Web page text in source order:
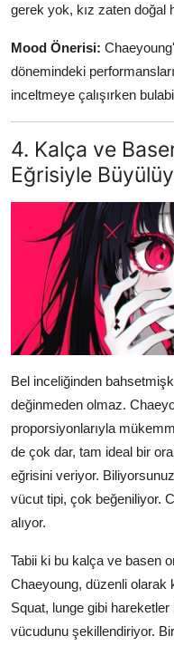
gerek yok, kız zaten doğal
Mood Önerisi:
dönemindeki
inceltmeye çalışırken
4. Kalça ve
Eğrisiyle
Bel inceliğinden
değinmeden olmaz.
proporsiyonlarıyla
de çok dar, tam ideal bir
eğrisini veriyor.
vücut tipi, çok beğeniliyor.
alıyor.
Tabii ki bu kalça ve basen
Chaeyoung, düzenli olarak
Squat, lunge gibi
vücudunu şekillendiriyor.